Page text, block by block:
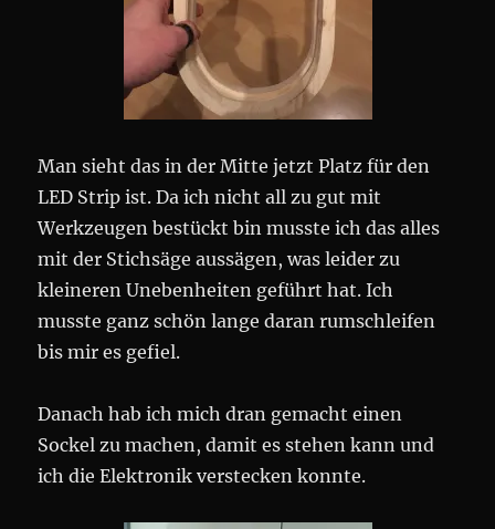
Man sieht das in der Mitte jetzt Platz für den
LED Strip ist. Da ich nicht all zu gut mit
Werkzeugen bestückt bin musste ich das alles
mit der Stichsäge aussägen, was leider zu
kleineren Unebenheiten geführt hat. Ich
musste ganz schön lange daran rumschleifen
bis mir es gefiel.
Danach hab ich mich dran gemacht einen
Sockel zu machen, damit es stehen kann und
ich die Elektronik verstecken konnte.